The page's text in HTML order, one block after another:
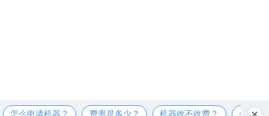
怎么申请机器？ 费率是多少？ 机器收不收费？ 个人可